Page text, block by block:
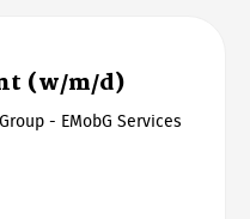
(w/m/d)
- EMobG Services